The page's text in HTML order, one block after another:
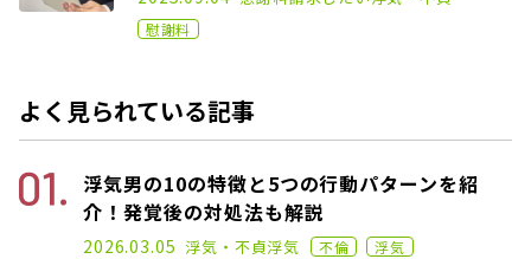
慰謝料
よく見られている記事
浮気男の10の特徴と5つの行動パターンを紹
介！発覚後の対処法も解説
2022.12.07
2026.03.05 浮気・不貞浮気 不倫 浮気